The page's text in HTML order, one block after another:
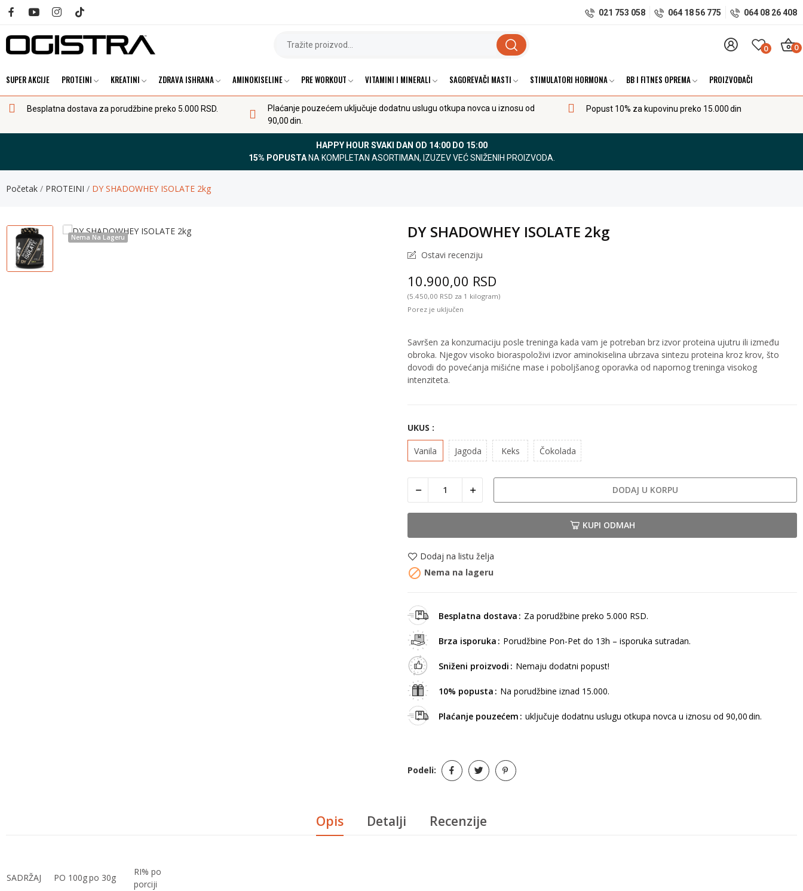
021 753 058 064 18 56 775 064 08 26 408
0 0
SUPER AKCIJE PROTEINI KREATINI ZDRAVA ISHRANA AMINOKISELINE PRE WORKOUT VITAMINI I MINERALI SAGOREVAČI MASTI STIMULATORI HORMONA BB I FITNES OPREMA PROIZVOĐAČI
Besplatna dostava za porudžbine preko 5.000 RSD.
Plaćanje pouzećem uključuje dodatnu uslugu otkupa novca u iznosu od
90,00 din.
Popust 10% za kupovinu preko 15.000 din
HAPPY HOUR SVAKI DAN OD 14:00 DO 15:00
15% POPUSTANA KOMPLETAN ASORTIMAN, IZUZEV VEĆ SNIŽENIH PROIZVODA.
Početak PROTEINI DY SHADOWHEY ISOLATE 2kg
Nema Na Lageru DY SHADOWHEY ISOLATE 2kg
Ostavi recenziju
10.900,00 RSD
(5.450,00 RSD za 1 kilogram)
Porez je uključen
Savršen za konzumaciju posle treninga kada vam je potreban brz izvor proteina ujutru ili između
obroka. Njegov visoko bioraspoloživi izvor aminokiselina ubrzava sintezu proteina kroz krov, što
dovodi do povećanja mišićne mase i poboljšanog oporavka od napornog treninga visokog
intenziteta.
UKUS :
Vanila Jagoda Keks Čokolada
DODAJ U KORPU
KUPI ODMAH
Dodaj na listu želja
 Nema na lageru
Besplatna dostava Za porudžbine preko 5.000 RSD.
Brza isporuka Porudžbine Pon-Pet do 13h – isporuka sutradan.
Sniženi proizvodi Nemaju dodatni popust!
10% popusta Na porudžbine iznad 15.000.
Plaćanje pouzećem uključuje dodatnu uslugu otkupa novca u iznosu od 90,00 din.
Podeli:
Opis Detalji Recenzije
SADRŽAJ PO 100gpo 30g
RI% po
porciji